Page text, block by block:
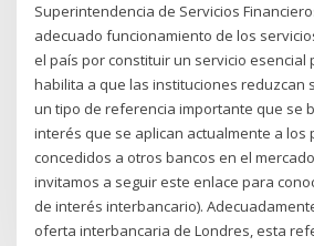
Superintendencia de Servicios
adecuado funcionamiento de los
el país por constituir un servicio esencial
habilita a que las instituciones reduzcan
un tipo de referencia importante que se
interés que se aplican actualmente a los
concedidos a otros bancos en el
invitamos a seguir este enlace para
de interés interbancario).
oferta interbancaria de Londres, esta